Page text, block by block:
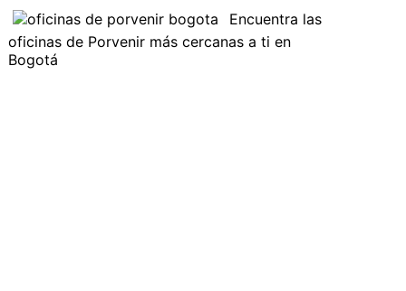
Encuentra las
oficinas de Porvenir más cercanas a ti en
Bogotá